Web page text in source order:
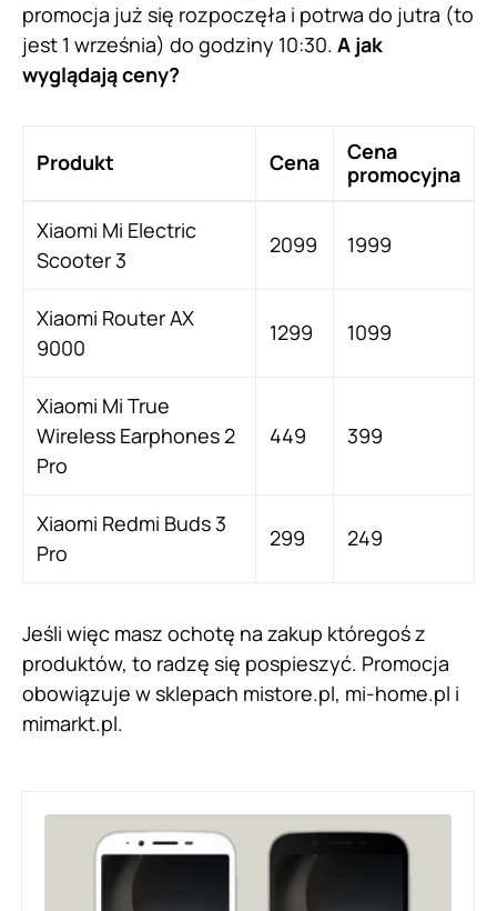
promocja już się rozpoczęła i potrwa do jutra (to
jest 1 września) do godziny 10:30. A jak
wyglądają ceny?
Produkt Cena
Cena
promocyjna
Xiaomi Mi Electric
Scooter 3
2099 1999
Xiaomi Router AX
9000
1299 1099
Xiaomi Mi True
Wireless Earphones 2
Pro
449 399
Xiaomi Redmi Buds 3
Pro
299 249
Jeśli więc masz ochotę na zakup któregoś z
produktów, to radzę się pospieszyć. Promocja
obowiązuje w sklepach mistore.pl, mi-home.pl i
mimarkt.pl.